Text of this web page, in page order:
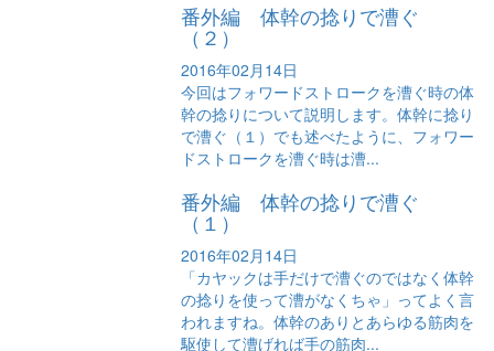
番外編 体幹の捻りで漕ぐ
（２）
2016年02月14日
今回はフォワードストロークを漕ぐ時の体
幹の捻りについて説明します。体幹に捻り
で漕ぐ（１）でも述べたように、フォワー
ドストロークを漕ぐ時は漕...
番外編 体幹の捻りで漕ぐ
（１）
2016年02月14日
「カヤックは手だけで漕ぐのではなく体幹
の捻りを使って漕がなくちゃ」ってよく言
われますね。体幹のありとあらゆる筋肉を
駆使して漕げれば手の筋肉...